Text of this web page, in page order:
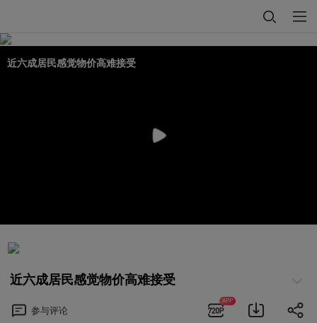
近六成居民感觉物价高难接受
近六成居民感觉物价高难接受
参与评论
APP